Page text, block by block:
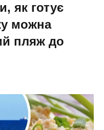
як готує
можна
пляж до